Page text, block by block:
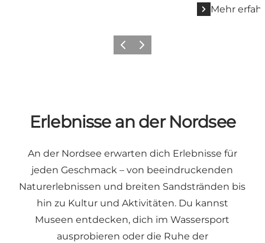
Mehr
ZurückWeiter
Erlebnisse an der Nordsee
An der Nordsee erwarten dich Erlebnisse für
jeden Geschmack – von beeindruckenden
Naturerlebnissen und breiten Sandstränden bis
hin zu Kultur und Aktivitäten. Du kannst
Museen entdecken, dich im Wassersport
ausprobieren oder die Ruhe der